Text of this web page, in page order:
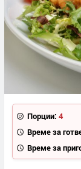
Порции: 4
Време за
Време за